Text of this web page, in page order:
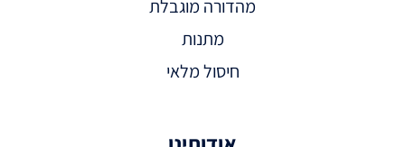
מהדורה מוגבלת
מתנות
חיסול מלאי